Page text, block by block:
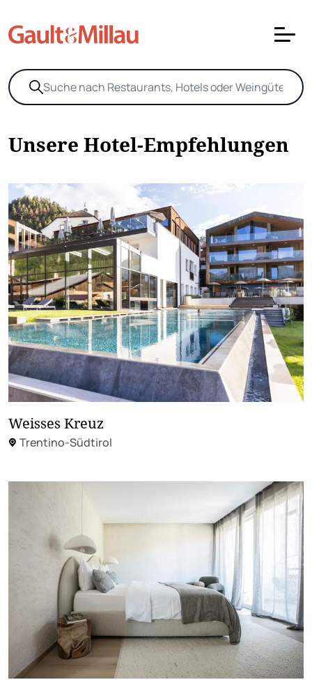
Unsere Hotel-Empfehlungen
Weisses Kreuz
Trentino-Südtirol